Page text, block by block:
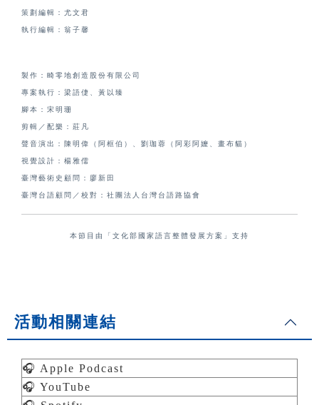
策劃編輯：尤文君
執行編輯：翁子馨
製作：畸零地創造股份有限公司
專案執行：梁語倢、黃以臻
腳本：宋明珊
剪輯／配樂：莊凡
聲音演出：陳明偉（阿框伯）、劉珈蓉（阿彩阿嬤、畫布貓）
視覺設計：楊雅儒
臺灣藝術史顧問：廖新田
臺灣台語顧問／校對：社團法人台灣台語路協會
本節目由「文化部國家語言整體發展方案」支持
活動相關連結
🎧 Apple Podcast
🎧 YouTube